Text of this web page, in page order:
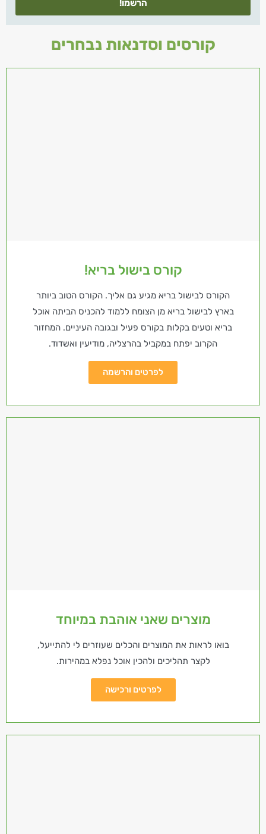
הרשמו!
קורסים וסדנאות נבחרים
קורס בישול בריא!
הקורס לבישול בריא מגיע גם אליך. הקורס הטוב ביותר
בארץ לבישול בריא מן הצומח ללמוד להכניס הביתה אוכל
בריא וטעים בקלות בקורס פעיל ובגובה העיניים. המחזור
הקרוב יפתח במקביל בהרצליה, מודיעין ואשדוד.
לפרטים והרשמה
מוצרים שאני אוהבת במיוחד
בואו לראות את המוצרים והכלים שעוזרים לי להתייעל,
לקצר תהליכים ולהכין אוכל נפלא במהירות.
לפרטים ורכישה